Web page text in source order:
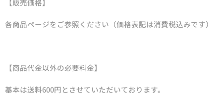
【販売価格】
各商品ページをご参照ください（価格表記は消費税込みです）
【商品代金以外の必要料金】
基本は送料600円とさせていただいております。